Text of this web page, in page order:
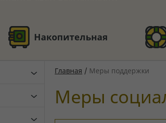
Накопительная
Главная / Меры поддержки
Меры